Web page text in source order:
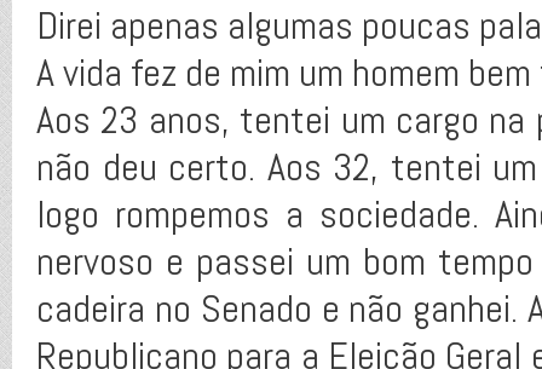
Direi apenas algumas poucas
A vida fez de mim um homem
Aos 23 anos, tentei um cargo
não deu certo. Aos 32, tentei
logo rompemos a sociedade.
nervoso e passei um bom
cadeira no Senado e não
Republicano para a Eleição